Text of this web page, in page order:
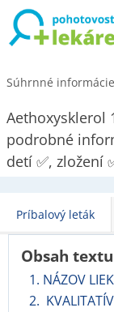
Súhrnné
Aethoxysklerol
podrobné
detí ✅, zložení
Príbalový leták
Obsah textu
1. NÁZOV
2.